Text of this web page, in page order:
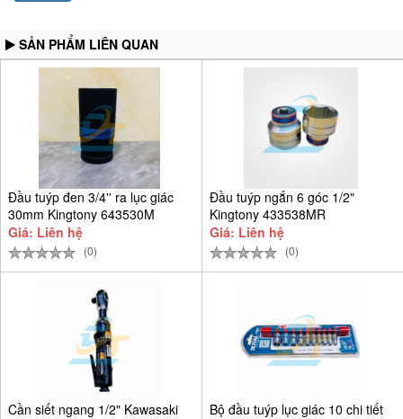
SẢN PHẨM LIÊN QUAN
Đầu tuýp đen 3/4'' ra lục giác
30mm Kingtony 643530M
Giá: Liên hệ
(0)
Đầu tuýp ngắn 6 góc 1/2"
Kingtony 433538MR
Giá: Liên hệ
(0)
Cần siết ngang 1/2" Kawasaki
Bộ đầu tuýp lục giác 10 chi tiết